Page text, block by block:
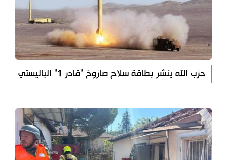
حزب الله ينشر بطاقة سلاح صاروخ "قادر 1" الباليستي